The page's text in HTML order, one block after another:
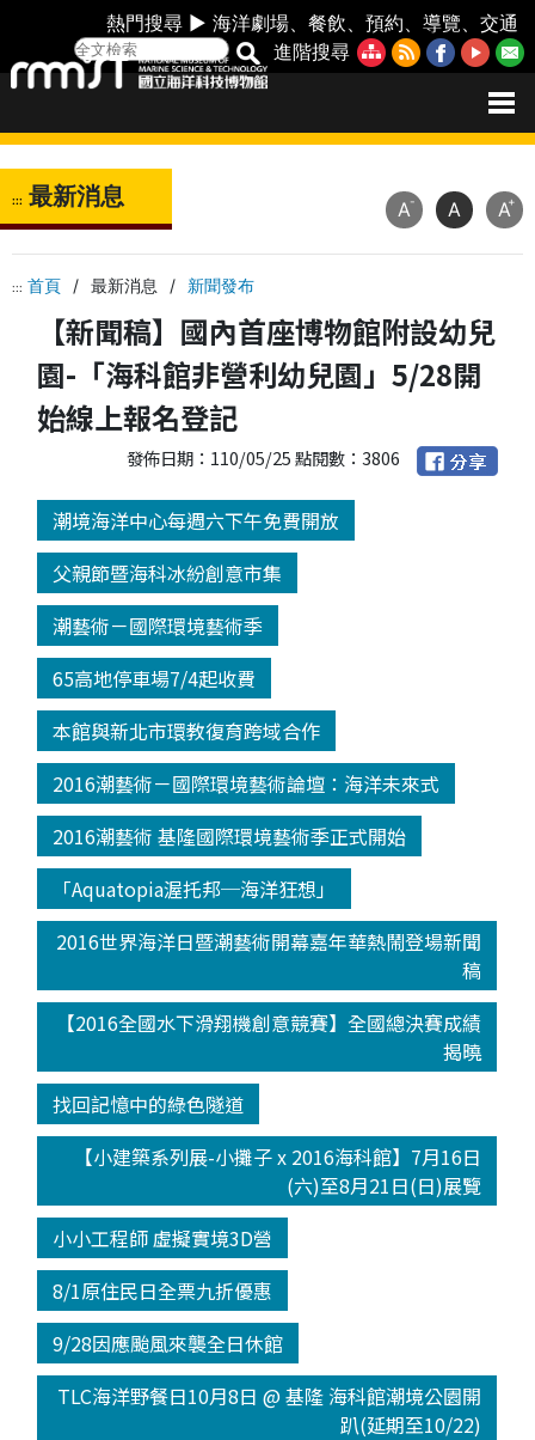
熱門搜尋 ►海洋劇場 、餐飲 、預約 、導覽 、交通
進階搜尋
::: 最新消息
::: 首頁 / 最新消息 / 新聞發布
A- A A+
【新聞稿】國內首座博物館附設幼兒
園-「海科館非營利幼兒園」5/28開
始線上報名登記
發佈日期：110/05/25 點閱數：3806
潮境海洋中心每週六下午免費開放
父親節暨海科冰紛創意市集
潮藝術－國際環境藝術季
65高地停車場7/4起收費
本館與新北市環教復育跨域合作
2016潮藝術－國際環境藝術論壇：海洋未來式
2016潮藝術 基隆國際環境藝術季正式開始
「Aquatopia渥托邦─海洋狂想」
2016世界海洋日暨潮藝術開幕嘉年華熱鬧登場新聞
稿
【2016全國水下滑翔機創意競賽】全國總決賽成績
揭曉
找回記憶中的綠色隧道
【小建築系列展-小攤子 x 2016海科館】7月16日
(六)至8月21日(日)展覽
小小工程師 虛擬實境3D營
8/1原住民日全票九折優惠
9/28因應颱風來襲全日休館
TLC海洋野餐日10月8日 @ 基隆 海科館潮境公園開
趴(延期至10/22)